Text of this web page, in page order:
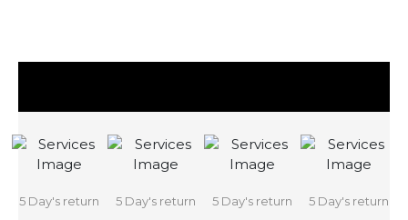
5 Day's return 5 Day's return 5 Day's return 5 Day's return